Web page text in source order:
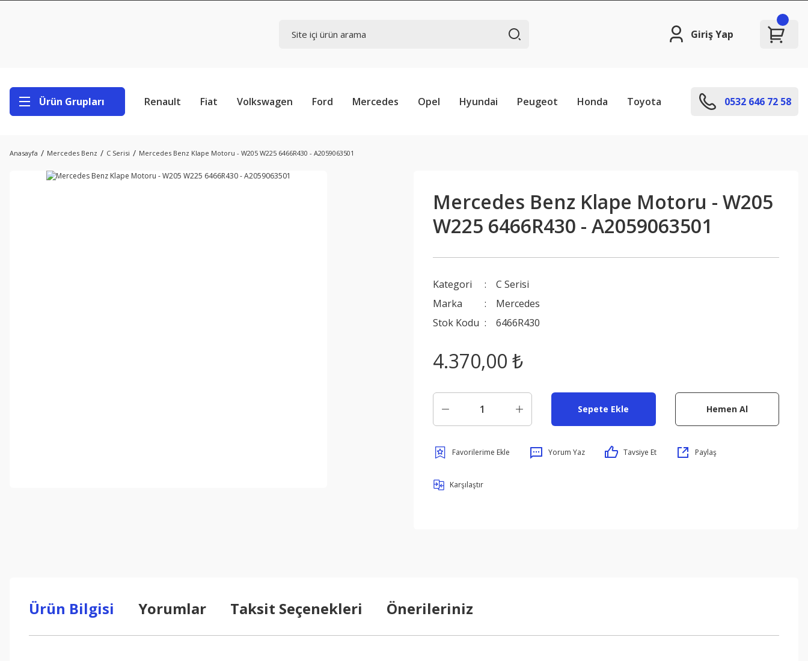
Giriş Yap
Ürün Grupları Renault Fiat Volkswagen Ford Mercedes Opel Hyundai Peugeot Honda Toyota 0532 646 72 58
Anasayfa Mercedes Benz C Serisi Mercedes Benz Klape Motoru - W205 W225 6466R430 - A2059063501
Mercedes Benz Klape Motoru - W205
W225 6466R430 - A2059063501
Kategori
C Serisi
Marka
Mercedes
Stok Kodu
6466R430
4.370,00 ₺
Sepete Ekle Hemen Al
Yorum Yaz Tavsiye Et Paylaş
Karşılaştır
Ürün Bilgisi Yorumlar Taksit Seçenekleri Önerileriniz